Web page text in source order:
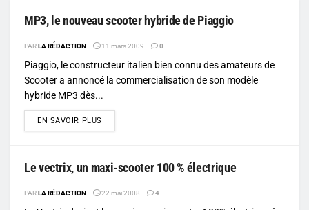
MP3, le nouveau scooter hybride de Piaggio
PARLA RÉDACTION 11 mars 2009 0
Piaggio, le constructeur italien bien connu des amateurs de
Scooter a annoncé la commercialisation de son modèle
hybride MP3 dès...
EN SAVOIR PLUS
Le vectrix, un maxi-scooter 100 % électrique
PARLA RÉDACTION 22 mai 2008 4